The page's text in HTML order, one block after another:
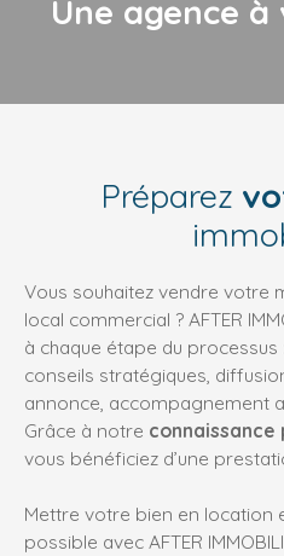
Une agence
Préparez
Vous souhaitez vendre votre
local commercial ? AFTER
à chaque étape du processus :
conseils stratégiques,
annonce, accompagnement
Grâce à notre connaissance
vous bénéficiez d’une
Mettre votre bien en location
possible avec AFTER